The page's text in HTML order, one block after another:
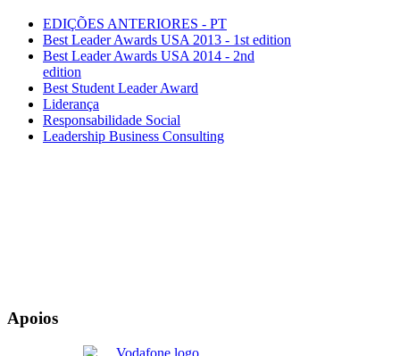
EDIÇÕES ANTERIORES - PT
Best Leader Awards USA 2013 - 1st edition
Best Leader Awards USA 2014 - 2nd
edition
Best Student Leader Award
Liderança
Responsabilidade Social
Leadership Business Consulting
Apoios